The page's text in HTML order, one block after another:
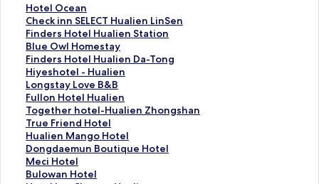
Hotel Ocean
H
o
t
e
l
O
c
e
a
n
的
連
結
Check inn SELECT Hualien LinSen
C
h
e
c
k
i
n
n
S
E
L
E
C
Finders Hotel Hualien Station
F
i
n
d
e
r
s
H
o
t
e
l
Blue Owl Homestay
B
l
u
e
O
w
l
H
o
m
e
Finders Hotel Hualien Da-Tong
F
i
n
d
e
r
s
H
o
t
Hiyeshotel - Hualien
H
i
y
e
s
h
o
t
e
Longstay Love B&B
L
o
n
g
s
t
a
y
Fullon Hotel Hualien
F
u
l
l
o
n
H
Together hotel-Hualien Zhongshan
T
o
g
e
t
h
True Friend Hotel
T
r
u
e
F
Hualien Mango Hotel
H
u
a
l
Dongdaemun Boutique Hotel
D
o
n
Meci Hotel
M
e
Bulowan Hotel
B